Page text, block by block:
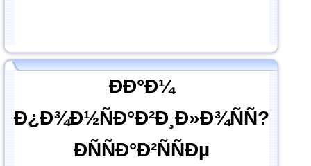
ÐÐ°Ð¼
Ð¿Ð¾Ð½ÑÐ°Ð²Ð¸Ð»Ð¾ÑÑ?
ÐÑÑÐ°Ð²ÑÑÐµ